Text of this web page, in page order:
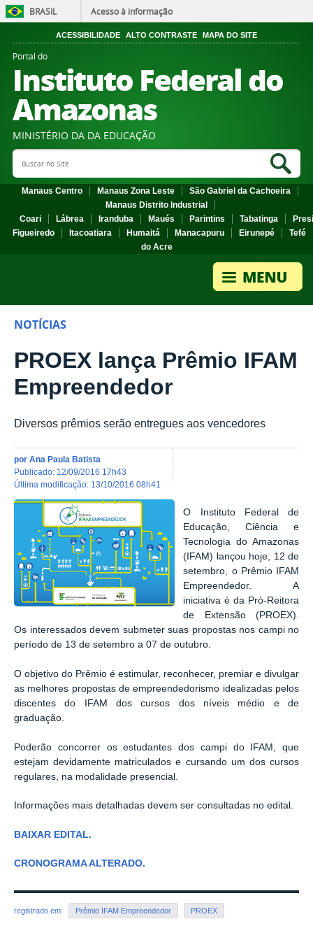
BRASIL Acesso à informação
ACESSIBILIDADE ALTO CONTRASTE MAPA DO SITE
Portal do
Instituto Federal do
Amazonas
MINISTÉRIO DA DA EDUCAÇÃO
Search Site
Manaus Centro Manaus Zona Leste
São Gabriel da Cachoeira
Manaus Distrito Industrial
Coari
Lábrea Iranduba Maués Parintins Tabatinga
Figueiredo
Itacoatiara Humaitá Manacapuru Eirunepé
Tefé
do Acre
NOTÍCIAS
PROEX lança Prêmio IFAM
Empreendedor
Diversos prêmios serão entregues aos vencedores
por Ana Paula Batista
publicado: 12/09/2016 17h43
última modificação: 13/10/2016 08h41
O
Instituto Federal de
Educação, Ciência e
Tecnologia do Amazonas
(IFAM) lançou hoje, 12 de
setembro, o Prêmio IFAM
Empreendedor. A
iniciativa é da Pró-Reitora
de Extensão (PROEX).
Os interessados devem submeter suas propostas nos campi no
período de 13 de setembro a 07 de outubro.
O objetivo do Prêmio é estimular, reconhecer, premiar e divulgar
as melhores propostas de empreendedorismo idealizadas pelos
discentes do IFAM dos cursos dos níveis médio e de
graduação.
Poderão concorrer os estudantes dos campi do IFAM, que
estejam devidamente matriculados e cursando um dos cursos
regulares, na modalidade presencial.
Informações mais detalhadas devem ser consultadas no edital.
BAIXAR EDITAL.
CRONOGRAMA ALTERADO.
registrado em: Prêmio IFAM Empreendedor PROEX